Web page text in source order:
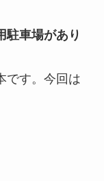
駐車場があり
です。今回は